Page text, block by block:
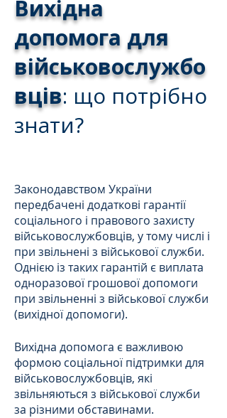
Вихідна
допомога для
військовослужбо
вців: що потрібно
знати?
Законодавством України
передбачені додаткові гарантії
соціального і правового захисту
військовослужбовців, у тому числі і
при звільнені з військової служби.
Однією із таких гарантій є виплата
одноразової грошової допомоги
при звільненні з військової служби
(вихідної допомоги).
Вихідна допомога є важливою
формою соціальної підтримки для
військовослужбовців, які
звільняються з військової служби
за різними обставинами.